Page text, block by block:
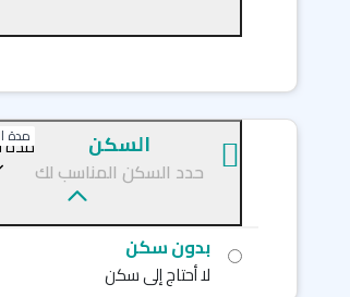
السكن
حدد السكن المناسب لك
مدة
مدة
بدون سكن
لا أحتاج إلى سكن